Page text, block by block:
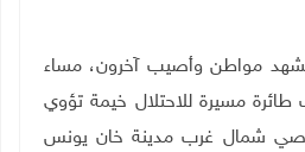
وفا- استشهد مواطن وأصيب آخرون، مساء
طائرة مسيرة للاحتلال خيمة تؤوي
شمال غرب مدينة خان يونس